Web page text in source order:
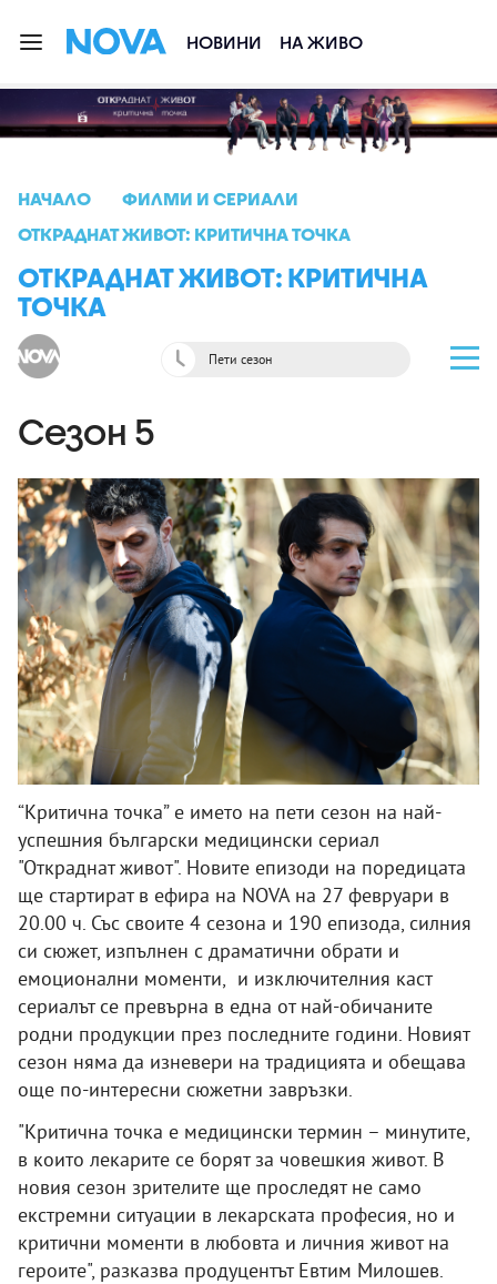
НОВИНИ НА ЖИВО
НАЧАЛО
ФИЛМИ И СЕРИАЛИ
ОТКРАДНАТ ЖИВОТ: КРИТИЧНА ТОЧКА
ОТКРАДНАТ ЖИВОТ: КРИТИЧНА
ТОЧКА
Пети сезон
Сезон 5
“Критична точка” е името на пети сезон на най-
успешния български медицински сериал
"Откраднат живот". Новите епизоди на поредицата
ще стартират в ефира на NOVA на 27 февруари в
20.00 ч. Със своите 4 сезона и 190 епизода, силния
си сюжет, изпълнен с драматични обрати и
емоционални моменти, и изключителния каст
сериалът се превърна в една от най-обичаните
родни продукции през последните години. Новият
сезон няма да изневери на традицията и обещава
още по-интересни сюжетни завръзки.
"Критична точка е медицински термин – минутите,
в които лекарите се борят за човешкия живот. В
новия сезон зрителите ще проследят не само
екстремни ситуации в лекарската професия, но и
критични моменти в любовта и личния живот на
героите", разказва продуцентът Евтим Милошев.